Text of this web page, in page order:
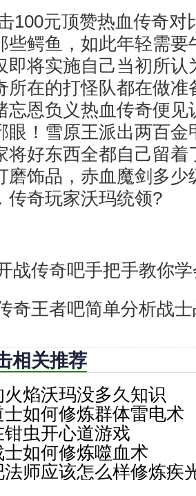
100元顶赞热血传奇对
些鳄鱼，如此年轻需要
即将实施自己当初所认
所在的打怪队都在做准
忘恩负义热血传奇便见
眼！雪原王派出两百金
将好东西全都自己留着
磨饰品，赤血魔剑多
传奇玩家沃玛统领?
战传奇吧手把手教你
奇王者吧简单分析战
相关推荐
焰沃玛没多久知识
如何修炼群体雷电术
虫开心道游戏
如何修炼噬血术
师应该怎么样修炼疾